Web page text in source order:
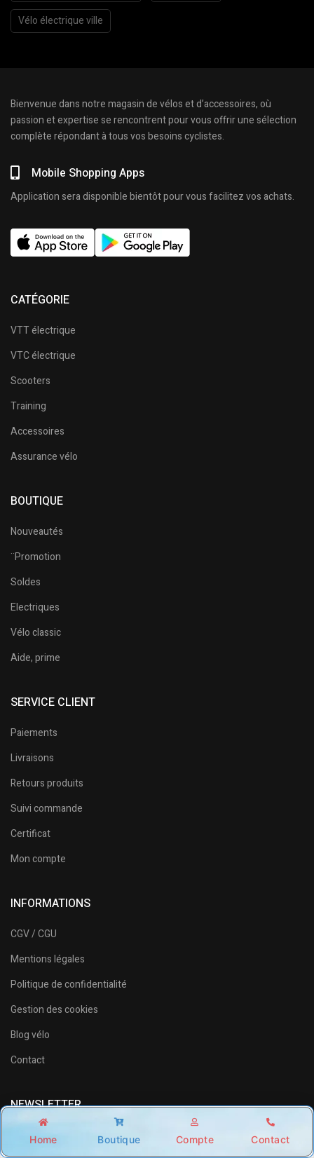
Shop Account Search Wishlist
Vélo électrique ville
Bienvenue dans notre magasin de vélos et d’accessoires, où
passion et expertise se rencontrent pour vous offrir une sélection
complète répondant à tous vos besoins cyclistes.
Mobile Shopping Apps
Application sera disponible bientôt pour vous facilitez vos achats.
CATÉGORIE
VTT électrique
VTC électrique
Scooters
Training
Accessoires
Assurance vélo
BOUTIQUE
Nouveautés
¨Promotion
Soldes
Electriques
Vélo classic
Aide, prime
SERVICE CLIENT
Paiements
Livraisons
Retours produits
Suivi commande
Certificat
Mon compte
INFORMATIONS
CGV / CGU
Mentions légales
Politique de confidentialité
Gestion des cookies
Blog vélo
Contact
NEWSLETTER
Abonnez-vous et recevez10%
de rabais.
Home Boutique Compte Contact